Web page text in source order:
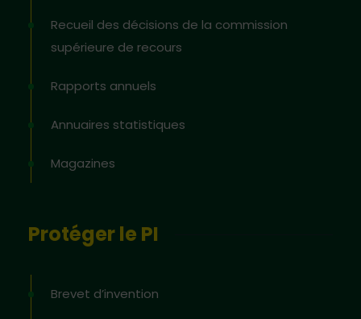
Recueil des décisions de la commission
supérieure de recours
Rapports annuels
Annuaires statistiques
Magazines
Protéger le PI
Brevet d’invention